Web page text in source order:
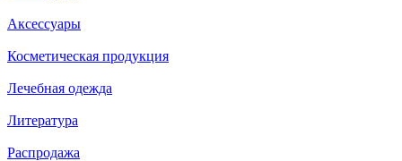
Аксессуары
Косметическая продукция
Лечебная одежда
Литература
Распродажа